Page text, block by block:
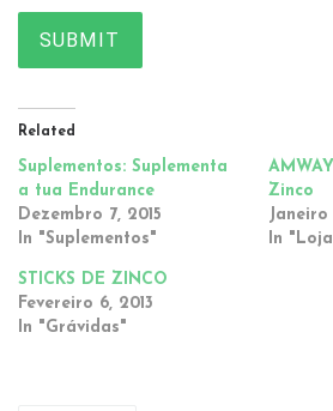
SUBMIT
Related
Suplementos: Suplementa
a tua Endurance
Dezembro 7, 2015
In "Suplementos"
Zinco
Janeiro
In
STICKS DE ZINCO
Fevereiro 6, 2013
In "Grávidas"